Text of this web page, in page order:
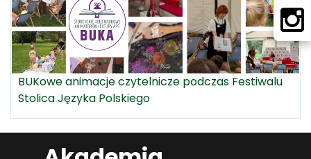
BUKowe animacje czytelnicze podczas Festiwalu
Stolica Języka Polskiego